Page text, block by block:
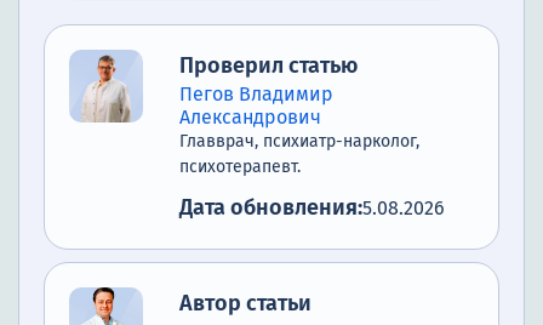
Проверил статью
Пегов Владимир
Александрович
Главврач, психиатр-нарколог,
психотерапевт.
Дата обновления:5.08.2026
Автор статьи